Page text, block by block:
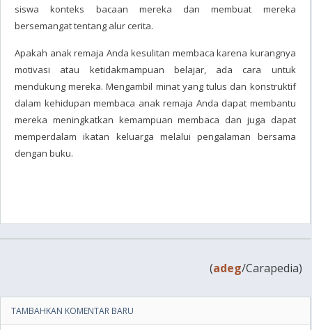
siswa konteks bacaan mereka dan membuat mereka
bersemangat tentang alur cerita.
Apakah anak remaja Anda kesulitan membaca karena kurangnya
motivasi atau ketidakmampuan belajar, ada cara untuk
mendukung mereka. Mengambil minat yang tulus dan konstruktif
dalam kehidupan membaca anak remaja Anda dapat membantu
mereka meningkatkan kemampuan membaca dan juga dapat
memperdalam ikatan keluarga melalui pengalaman bersama
dengan buku.
(adeg/Carapedia)
TAMBAHKAN KOMENTAR BARU